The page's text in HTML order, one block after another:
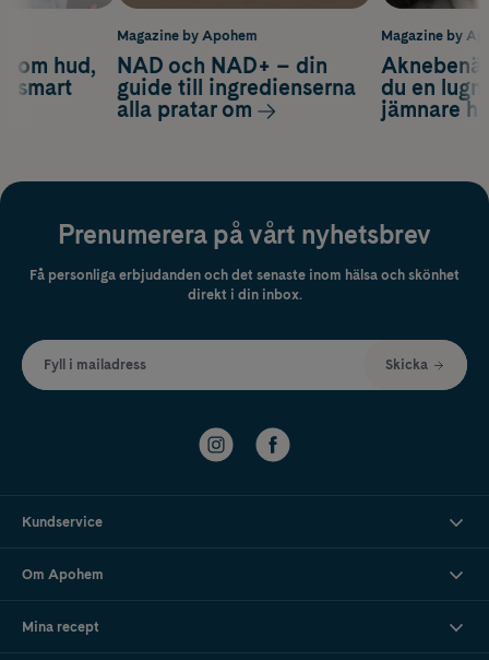
Magazine by
du en
jämnare
om hud,
smart
Magazine by Apohem
NAD och NAD+ – din
guide till ingredienserna
alla pratar om
Prenumerera på vårt nyhetsbrev
Få personliga erbjudanden och det senaste inom hälsa och skönhet
direkt i din inbox.
Fyll i mailadress Skicka
Kundservice
Om Apohem
Mina recept